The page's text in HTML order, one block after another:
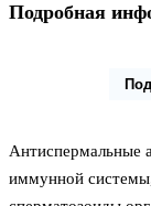
Подробная
Антиспермальные
иммунной